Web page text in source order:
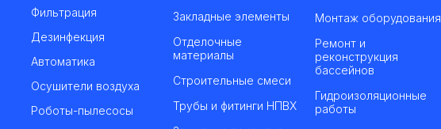
Фильтрация
Дезинфекция
Автоматика
Осушители воздуха
Роботы-пылесосы
Закладные элементы
Отделочные
материалы
Строительные смеси
Трубы и фитинги НПВХ
Монтаж оборудования
Ремонт и
реконструкция
бассейнов
Гидроизоляционные
работы